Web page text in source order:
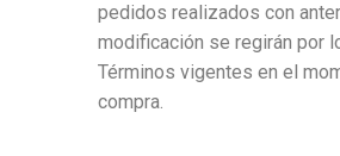
pedidos realizados con
modificación se regirán por
Términos vigentes en el
compra.